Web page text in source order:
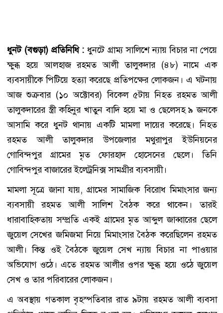
ধুনট (বগুড়া) প্রতিনিধি : ধুনটে গ্রাম্য সালিশে ন্যায় বিচার না পেয়ে
ক্ষুব্ধ হয়ে আলহাজ রহমত আলী তালুকদার (৪৮) নামে এক
ব্যবসায়ীকে পিটিয়ে হত্যা করেছে প্রতিপক্ষের লোকজন। এ ঘটনায়
আজ শুক্রবার (১০ অক্টোবর) বিকেল ৫টায় নিহত রহমত আলী
তালুকদারের স্ত্রী কহিনুর খাতুন বাদি হয়ে মা ও ছেলেসহ ৯ জনকে
আসামি করে ধুনট থানায় একটি মামলা দায়ের করেছে। নিহত
রহমত আলী তালুকদার উপজেলার মথুরাপুর ইউনিয়নের
গোবিন্দপুর গ্রামের মৃত ফোরহাদ হোসেনের ছেলে। তিনি
গোবিন্দপুর বাজারের ইলেট্রনিক্স সামগ্রীর ব্যবসায়ী।
মামলা সূত্রে জানা যায়, গ্রামের সামাজিক বিরোধ মিমাংসার জন্য
ব্যবসায়ী রহমত আলী সালিশ বৈঠক করে থাকেন। তারই
ধারাবাহিকতায় সম্প্রতি একই গ্রামের মৃত আব্দুল জাব্বারের ছেলে
জুয়েল সেখের জমিজমা নিয়ে মিমাংসার বৈঠক করেছিলেন রহমত
আলী। কিন্ত ওই বৈঠকে জুয়েল সেখ ন্যায় বিচার না পাওয়ার
অভিযোগ ওঠে। এতে রহমত আলীর ওপর ক্ষুব্ধ হয়ে ওঠে জুয়েল
সেখ ও তার পরিবারের লোকজন।
এ অবস্থায় গতকাল বৃহস্পতিবার রাত ৯টায় রহমত আলী ব্যবসা